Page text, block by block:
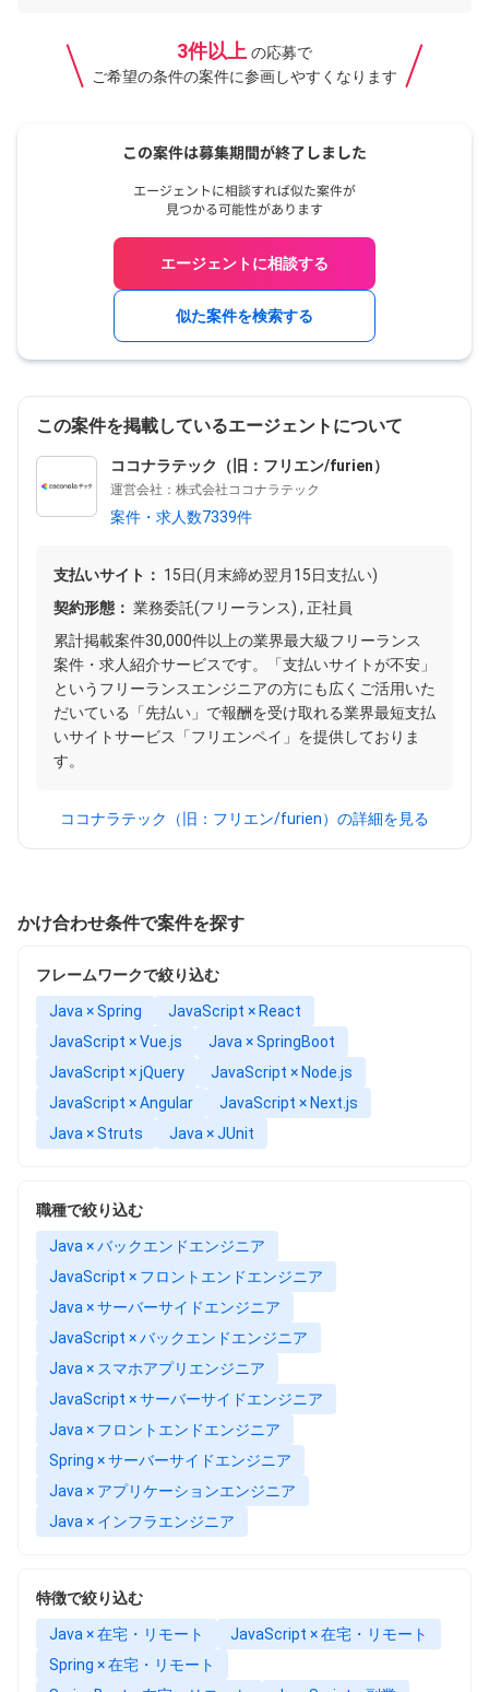
3件以上 の応募で
ご希望の条件の案件に参画しやすくなります
エージェントに相談する
似た案件を検索する
この案件を掲載しているエージェントについて
ココナラテック（旧：フリエン/furien）
運営会社：株式会社ココナラテック
案件・求人数7339件
支払いサイト： 15日(月末締め翌月15日支払い)
契約形態： 業務委託(フリーランス) , 正社員
累計掲載案件30,000件以上の業界最大級フリーランス
案件・求人紹介サービスです。「支払いサイトが不安」
というフリーランスエンジニアの方にも広くご活用いた
だいている「先払い」で報酬を受け取れる業界最短支払
いサイトサービス「フリエンペイ」を提供しておりま
す。
ココナラテック（旧：フリエン/furien）の詳細を見る
かけ合わせ条件で案件を探す
フレームワークで絞り込む
Java × Spring
JavaScript × React
JavaScript × Vue.js
Java × SpringBoot
JavaScript × jQuery
JavaScript × Node.js
JavaScript × Angular
JavaScript × Next.js
Java × Struts
Java × JUnit
職種で絞り込む
Java × バックエンドエンジニア
JavaScript × フロントエンドエンジニア
Java × サーバーサイドエンジニア
JavaScript × バックエンドエンジニア
Java × スマホアプリエンジニア
JavaScript × サーバーサイドエンジニア
Java × フロントエンドエンジニア
Spring × サーバーサイドエンジニア
Java × アプリケーションエンジニア
Java × インフラエンジニア
特徴で絞り込む
Java × 在宅・リモート
JavaScript × 在宅・リモート
Spring × 在宅・リモート